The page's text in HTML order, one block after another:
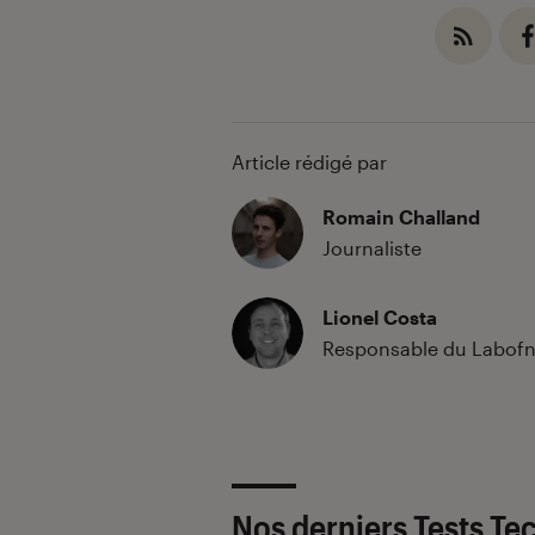
Article rédigé par
Romain Challand
Journaliste
Lionel Costa
Responsable du
Nos derniers Tests